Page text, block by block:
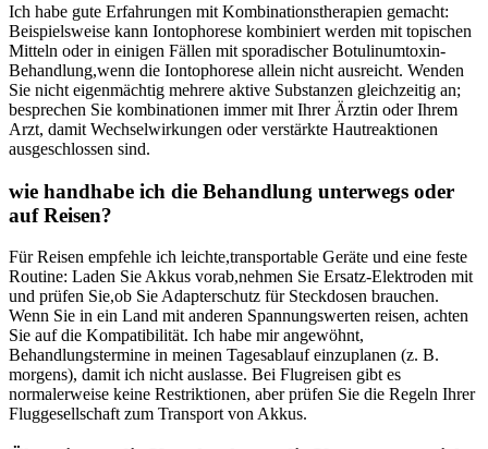
Ich habe‌ gute Erfahrungen mit Kombinationstherapien⁣ gemacht:
Beispielsweise kann Iontophorese kombiniert werden mit topischen
Mitteln oder in einigen Fällen​ mit sporadischer Botulinumtoxin-
Behandlung,wenn die Iontophorese ⁤allein ⁤nicht ausreicht. Wenden
Sie nicht eigenmächtig⁣ mehrere aktive Substanzen gleichzeitig an;
besprechen Sie kombinationen immer mit⁣ Ihrer Ärztin oder⁤ Ihrem
Arzt, ⁢damit ‍Wechselwirkungen oder verstärkte Hautreaktionen
ausgeschlossen sind.
wie handhabe​ ich die Behandlung unterwegs oder
auf Reisen?
Für‌ Reisen ​empfehle‌ ich leichte,transportable Geräte und eine feste
Routine: Laden Sie Akkus vorab,nehmen Sie ​Ersatz-Elektroden mit
und ‌prüfen Sie,ob Sie Adapterschutz⁢ für Steckdosen ​brauchen.
⁣Wenn Sie in⁣ ein Land⁣ mit anderen Spannungswerten reisen, achten
Sie auf​ die Kompatibilität. Ich habe mir⁤ angewöhnt,
Behandlungstermine in meinen Tagesablauf‌ einzuplanen (z. B.
morgens),‍ damit ich nicht auslasse. Bei Flugreisen gibt ​es​
normalerweise keine ​Restriktionen, aber prüfen Sie die Regeln‌ Ihrer
Fluggesellschaft ⁢zum‍ Transport von‍ Akkus.